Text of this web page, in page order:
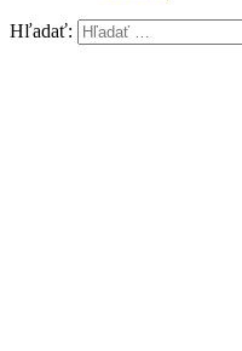
Hľadať: